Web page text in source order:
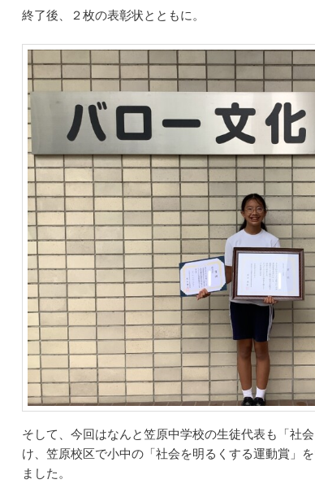
終了後、２枚の表彰状とともに。
そして、今回はなんと笠原中学校の生徒代表も「社
け、笠原校区で小中の「社会を明るくする運動賞」
ました。